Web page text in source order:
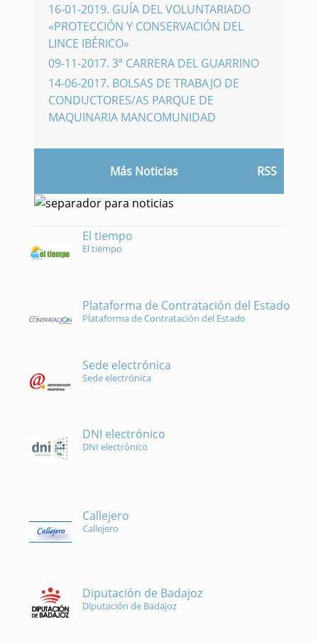
16-01-2019. GUÍA DEL VOLUNTARIADO
«PROTECCIÓN Y CONSERVACIÓN DEL
LINCE IBÉRICO»
09-11-2017. 3ª CARRERA DEL GUARRINO
14-06-2017. BOLSAS DE TRABAJO DE
CONDUCTORES/AS PARQUE DE
MAQUINARIA MANCOMUNIDAD
Más Noticias RSS
El tiempo
El tiempo
Plataforma de Contratación del Estado
Plataforma de Contratación del Estado
Sede electrónica
Sede electrónica
DNI electrónico
DNI electrónico
Callejero
Callejero
Diputación de Badajoz
Diputación de Badajoz